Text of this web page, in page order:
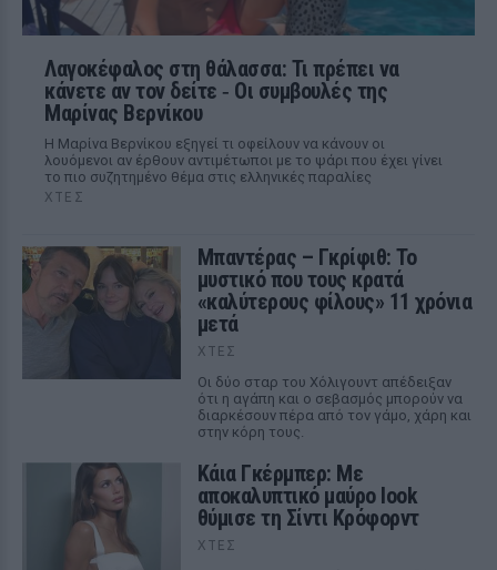
Λαγοκέφαλος στη θάλασσα: Τι πρέπει να
κάνετε αν τον δείτε ‑ Οι συμβουλές της
Μαρίνας Βερνίκου
Η Μαρίνα Βερνίκου εξηγεί τι οφείλουν να κάνουν οι
λουόμενοι αν έρθουν αντιμέτωποι με το ψάρι που έχει γίνει
το πιο συζητημένο θέμα στις ελληνικές παραλίες
ΧΤΕΣ
Μπαντέρας – Γκρίφιθ: Το
μυστικό που τους κρατά
«καλύτερους φίλους» 11 χρόνια
μετά
ΧΤΕΣ
Οι δύο σταρ του Χόλιγουντ απέδειξαν
ότι η αγάπη και ο σεβασμός μπορούν να
διαρκέσουν πέρα από τον γάμο, χάρη και
στην κόρη τους.
Κάια Γκέρμπερ: Με
αποκαλυπτικό μαύρο look
θύμισε τη Σίντι Κρόφορντ
ΧΤΕΣ